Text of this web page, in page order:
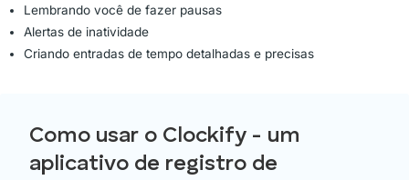
Lembrando você de fazer pausas
Alertas de inatividade
Criando entradas de tempo detalhadas e precisas
Como usar o Clockify - um
aplicativo de registro de